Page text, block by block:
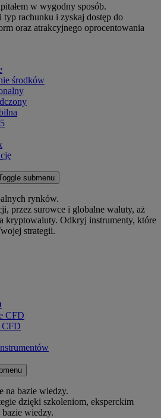
w wygodny sposób.
rachunku i zyskaj dostęp do
oraz atrakcyjnego oprocentowania
środków
submenu
rynków.
przez surowce i globalne waluty, aż
kryptowaluty. Odkryj instrumenty, które
strategii.
CFD
na bazie wiedzy.
dzięki szkoleniom, eksperckim
wiedzy.